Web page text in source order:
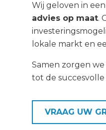
Wij geloven in een
advies op maat.
lokale markt en
Samen zorgen
tot de
VRAAG UW